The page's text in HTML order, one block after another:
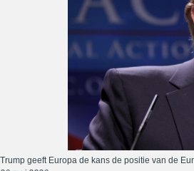
Trump geeft Europa de kans de positie van de